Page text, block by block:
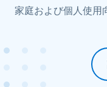
家庭および個人使用